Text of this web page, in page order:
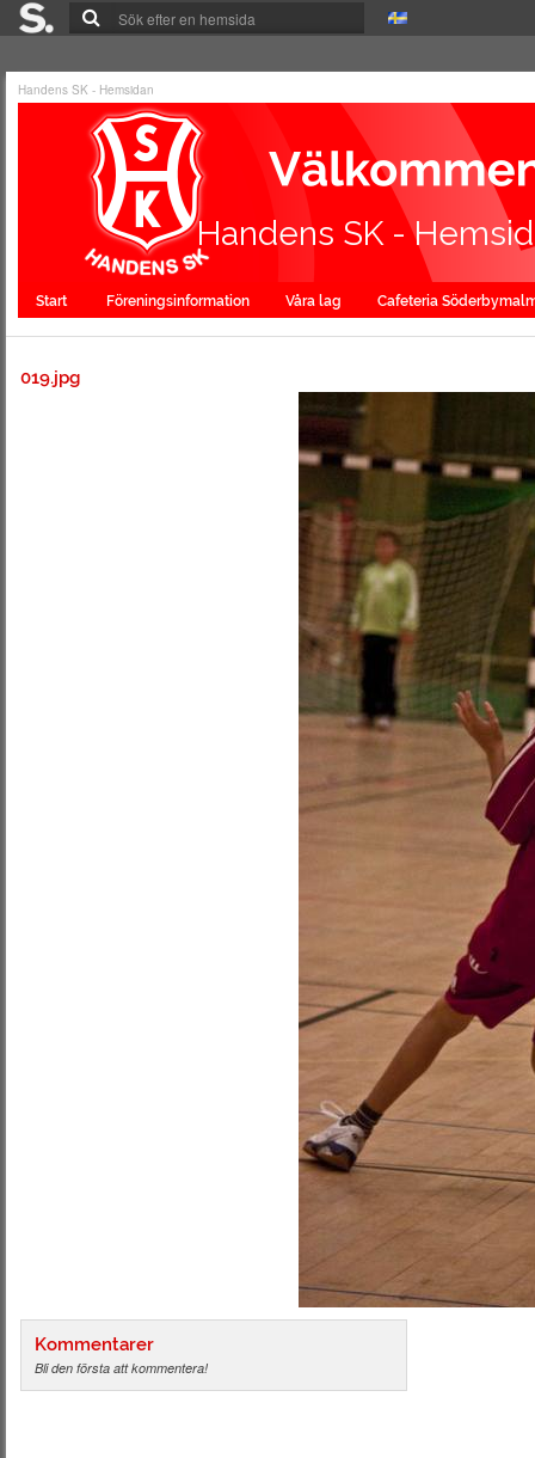
Handens SK - Hemsidan
Handens SK -
Start Föreningsinformation Våra lag Cafeteria
019.jpg
Kommentarer
Bli den första att kommentera!